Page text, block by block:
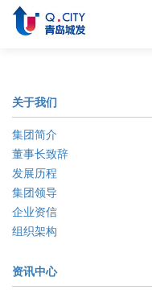
关于我们
集团简介
董事长致辞
发展历程
集团领导
企业资信
组织架构
资讯中心